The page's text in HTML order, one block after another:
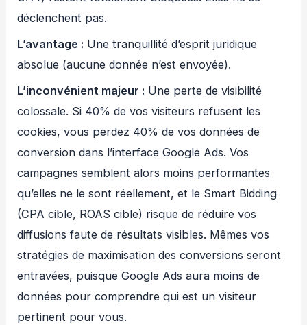
déclenchent pas.
L’avantage : Une tranquillité d’esprit juridique
absolue (aucune donnée n’est envoyée).
L’inconvénient majeur : Une perte de visibilité
colossale. Si 40% de vos visiteurs refusent les
cookies, vous perdez 40% de vos données de
conversion dans l’interface Google Ads. Vos
campagnes semblent alors moins performantes
qu’elles ne le sont réellement, et le Smart Bidding
(CPA cible, ROAS cible) risque de réduire vos
diffusions faute de résultats visibles. Mêmes vos
stratégies de maximisation des conversions seront
entravées, puisque Google Ads aura moins de
données pour comprendre qui est un visiteur
pertinent pour vous.